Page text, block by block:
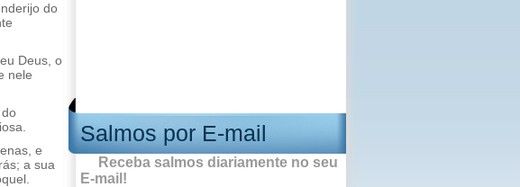
Salmos por E-mail
Receba salmos diariamente no seu
E-mail!
do
Deus, o
nele
e
a sua